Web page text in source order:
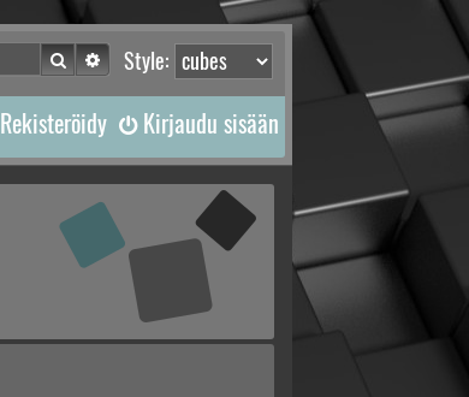
Style:
Etsi Tarkennettu haku
Kirjaudu sisään
Rekisteröidy